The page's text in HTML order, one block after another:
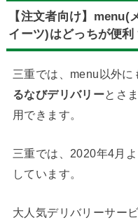
【注文者向け】
イーツ)はどっちが便利
三重では、menu以外に
るなびデリバリーとさ
用できます。
三重では、2020年4月
しています。
大人気デリバリーサー